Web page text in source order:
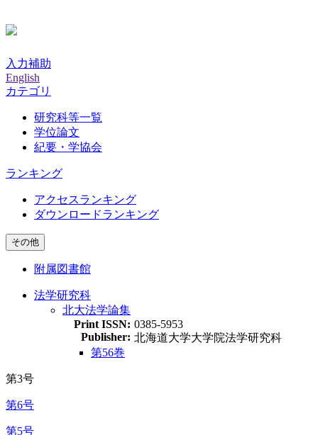
入力補助
English
カテゴリ
研究科等一覧
学位論文
紀要・学協会
ランキング
アクセスランキング
ダウンロードランキング
その他
附属図書館
法学研究科
北大法学論集
Print ISSN: 0385-5953
Publisher: 北海道大学大学院法学研究科
第56巻
第3号
第6号
第5号